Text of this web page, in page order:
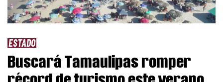
ESTADO
Buscará Tamaulipas romper